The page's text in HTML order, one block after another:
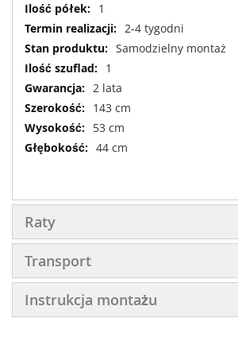
1
2-4 tygodni
Samodzielny montaż
1
2 lata
143 cm
53 cm
44 cm
Raty
Transport
Instrukcja montażu